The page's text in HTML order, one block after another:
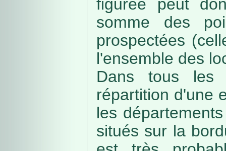
figurée peut
somme des
prospectées
l'ensemble des
Dans tous les
répartition d'une
les
situés sur la